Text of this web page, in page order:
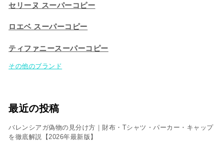
セリーヌ スーパーコピー​
ロエベ スーパーコピー
ティファニースーパーコピー
その他のブランド
最近の投稿
バレンシアガ偽物の見分け方｜財布・Tシャツ・パーカー・キャップ
を徹底解説【2026年最新版】